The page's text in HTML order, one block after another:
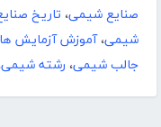
صنایع شیمی، تاریخ
شیمی،آموزش آزمایش
جالب شیمی، رشته شیمی